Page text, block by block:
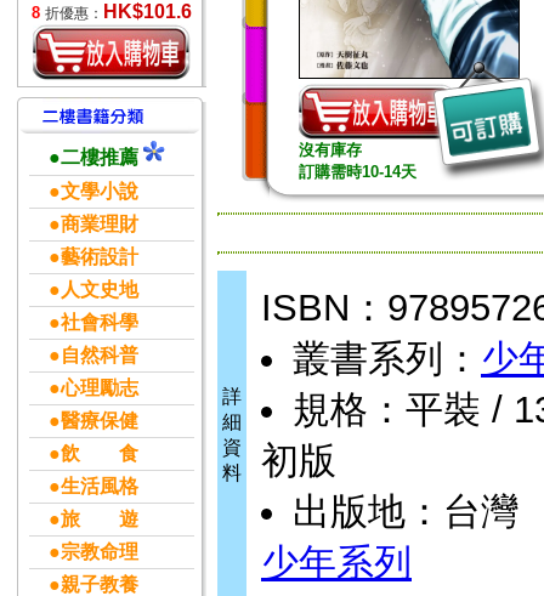
8 折優惠： HK$101.6
●二樓推薦
●文學小說
●商業理財
●藝術設計
●人文史地
●社會科學
●自然科普
●心理勵志
●醫療保健
●飲 食
●生活風格
●旅 遊
●宗教命理
●親子教養
沒有庫存
訂購需時10-14天
詳
細
資
料
ISBN：
叢書系列： 少
規格：平裝 /
初版
出版地：台灣
少年系列